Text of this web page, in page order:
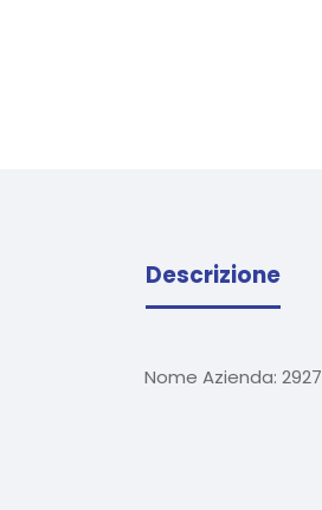
Descrizione
Nome Azienda: 2927